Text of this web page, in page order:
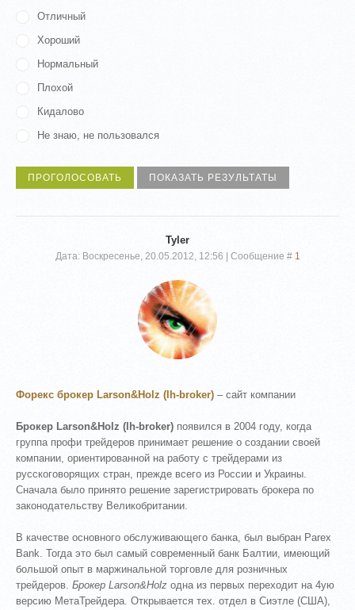
Отличный
Хороший
Нормальный
Плохой
Кидалово
Не знаю, не пользовался
Tyler
Дата: Воскресенье, 20.05.2012, 12:56 | Сообщение # 1
Форекс брокер Larson&Holz (lh-broker) – сайт компании
Брокер Larson&Holz (lh-broker) появился в 2004 году, когда
группа профи трейдеров принимает решение о создании своей
компании, ориентированной на работу с трейдерами из
русскоговорящих стран, прежде всего из России и Украины.
Сначала было принято решение зарегистрировать брокера по
законодательству Великобритании.
В качестве основного обслуживающего банка, был выбран Parex
Bank. Тогда это был самый современный банк Балтии, имеющий
большой опыт в маржинальной торговле для розничных
трейдеров.Брокер Larson&Holz одна из первых переходит на 4ую
версию МетаТрейдера. Открывается тех. отдел в Сиэтле (США),